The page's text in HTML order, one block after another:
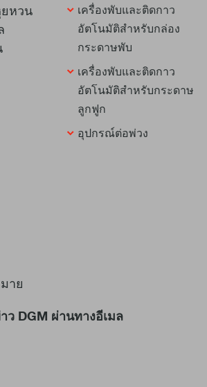
หวน
เครื่องพับและติดกาว
อัตโนมัติสำหรับกล่อง
กระดาษพับ
เครื่องพับและติดกาว
อัตโนมัติสำหรับกระดาษ
ลูกฟูก
อุปกรณ์ต่อพ่วง
าย
DGM ผ่านทางอีเมล